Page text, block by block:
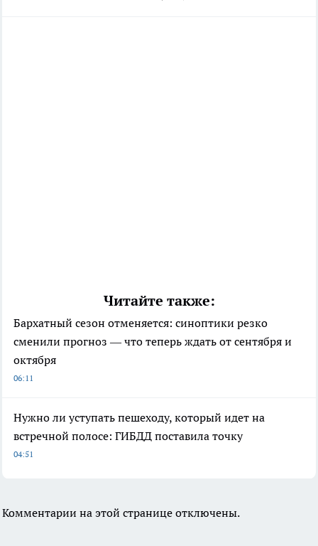
Читайте также:
Бархатный сезон отменяется: синоптики резко
сменили прогноз — что теперь ждать от сентября и
октября
06:11
Нужно ли уступать пешеходу, который идет на
встречной полосе: ГИБДД поставила точку
04:51
Комментарии на этой странице отключены.